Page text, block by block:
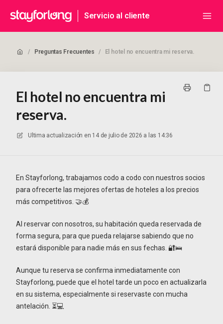
Servicio al cliente
/ Preguntas Frecuentes / El hotel no encuentra mi reserva.
El hotel no encuentra mi
reserva.
Ultima actualización en 14 de julio de 2026 a las 14:36
En Stayforlong, trabajamos codo a codo con nuestros socios
para ofrecerte las mejores ofertas de hoteles a los precios
más competitivos. 🤝💰
Al reservar con nosotros, su habitación queda reservada de
forma segura, para que pueda relajarse sabiendo que no
estará disponible para nadie más en sus fechas. 🔐🛌
Aunque tu reserva se confirma inmediatamente con
Stayforlong, puede que el hotel tarde un poco en actualizarla
en su sistema, especialmente si reservaste con mucha
antelación. ⏳💻